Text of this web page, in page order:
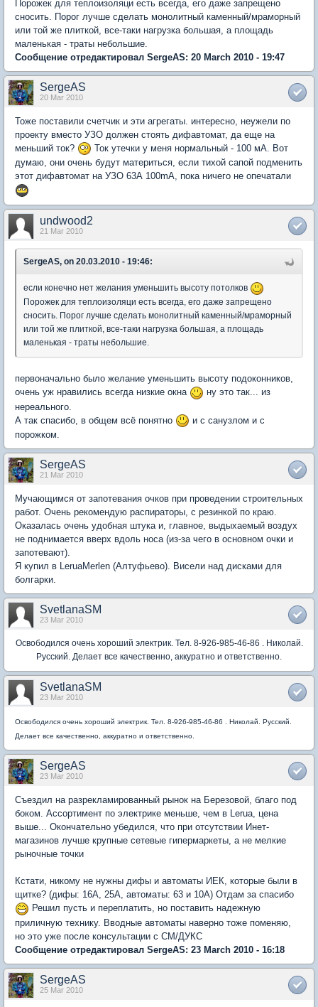
Порожек для теплоизоляци есть всегда, его даже запрещено
сносить. Порог лучше сделать монолитный каменный/мраморный
или той же плиткой, все-таки нагрузка большая, а площадь
маленькая - траты небольшие.
Сообщение отредактировал SergeAS: 20 March 2010 - 19:47
SergeAS
20 Mar 2010
Тоже поставили счетчик и эти агрегаты. интересно, неужели по
проекту вместо УЗО должен стоять дифавтомат, да еще на
меньший ток?
Ток утечки у меня нормальный - 100 мА. Вот
думаю, они очень будут материться, если тихой сапой подменить
этот дифавтомат на УЗО 63А 100mA, пока ничего не опечатали
undwood2
21 Mar 2010
SergeAS, on 20.03.2010 - 19:46:
если конечно нет желания уменьшить высоту потолков
Порожек для теплоизоляци есть всегда, его даже запрещено
сносить. Порог лучше сделать монолитный каменный/мраморный
или той же плиткой, все-таки нагрузка большая, а площадь
маленькая - траты небольшие.
первоначально было желание уменьшить высоту подоконников,
очень уж нравились всегда низкие окна
ну это так... из
нереального.
А так спасибо, в общем всё понятно
и с санузлом и с
порожком.
SergeAS
21 Mar 2010
Мучающимся от запотевания очков при проведении строительных
работ. Очень рекомендую распираторы, с резинкой по краю.
Оказалась очень удобная штука и, главное, выдыхаемый воздух
не поднимается вверх вдоль носа (из-за чего в основном очки и
запотевают).
Я купил в LeruaMerlen (Алтуфьево). Висели над дисками для
болгарки.
SvetlanaSM
23 Mar 2010
Освободился очень хороший электрик. Тел. 8-926-985-46-86 . Николай.
Русский. Делает все качественно, аккуратно и ответственно.
SvetlanaSM
23 Mar 2010
Освободился очень хороший электрик. Тел. 8-926-985-46-86 . Николай. Русский.
Делает все качественно, аккуратно и ответственно.
SergeAS
23 Mar 2010
Съездил на разрекламированный рынок на Березовой, благо под
боком. Ассортимент по электрике меньше, чем в Lerua, цена
выше... Окончательно убедился, что при отсутствии Инет-
магазинов лучше крупные сетевые гипермаркеты, а не мелкие
рыночные точки
Кстати, никому не нужны дифы и автоматы ИЕК, которые были в
щитке? (дифы: 16А, 25А, автоматы: 63 и 10А) Отдам за спасибо
Решил пусть и переплатить, но поставить надежную
приличную технику. Вводные автоматы наверно тоже поменяю,
но это уже после консультации с СМ/ДУКС
Сообщение отредактировал SergeAS: 23 March 2010 - 16:18
SergeAS
25 Mar 2010